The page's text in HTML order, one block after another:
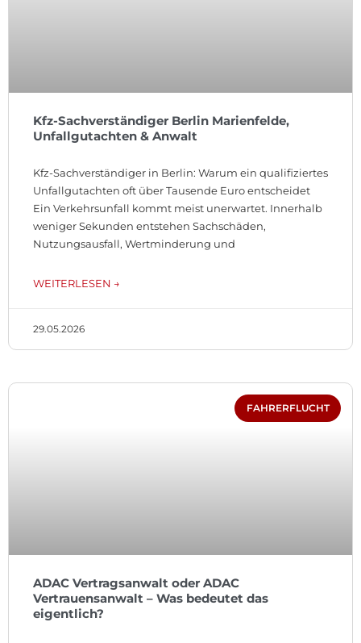
Kfz-Sachverständiger Berlin Marienfelde,
Unfallgutachten & Anwalt
Kfz-Sachverständiger in Berlin: Warum ein qualifiziertes
Unfallgutachten oft über Tausende Euro entscheidet
Ein Verkehrsunfall kommt meist unerwartet. Innerhalb
weniger Sekunden entstehen Sachschäden,
Nutzungsausfall, Wertminderung und
WEITERLESEN →
29.05.2026
FAHRERFLUCHT
ADAC Vertragsanwalt oder ADAC
Vertrauensanwalt – Was bedeutet das
eigentlich?